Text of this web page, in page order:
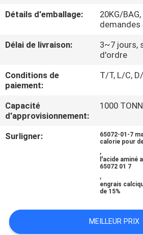
VISITE
CONTRÔLE
DE
QUALITÉ
CONTACTEZ-
CITATION
Détails d'emballage:
20KG/
Délai de livraison:
3~7 jours,
d'ordre
Conditions de
paiement:
T/T, L/C,
Capacité
d'approvisionnement:
1000
Surligner:
65072-01-7
calorie pour
,
l'acide aminé
65072 01 7
,
engrais
de 15%
MEILLEUR PRIX